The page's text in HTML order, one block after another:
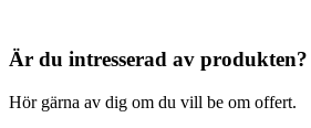
Är du intresserad av produkten?
Hör gärna av dig om du vill be om offert.